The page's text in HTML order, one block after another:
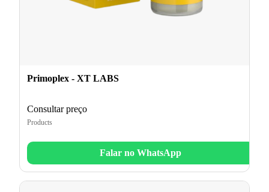
Primoplex - XT LABS
Consultar preço
Products
Falar no WhatsApp